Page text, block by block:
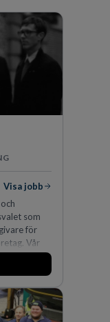
Visa jobb
som
för
Vår
en
väljer